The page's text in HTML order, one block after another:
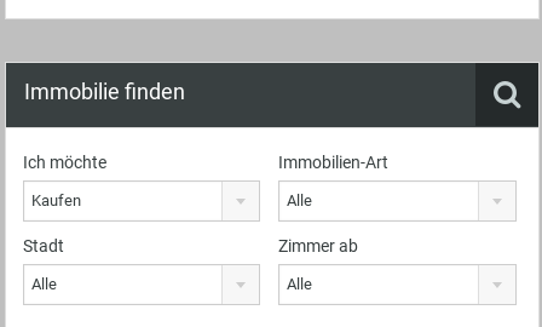
Immobilie finden
Ich möchte
Kaufen
Immobilien-Art
Alle
Stadt
Alle
Zimmer ab
Alle